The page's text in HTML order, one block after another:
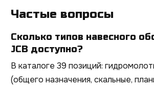
Частые вопросы
Сколько типов навесного
JCB доступно?
В каталоге 39 позиций:
(общего назначения, скальные,